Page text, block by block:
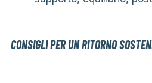
CONSIGLI PER UN RITORNO